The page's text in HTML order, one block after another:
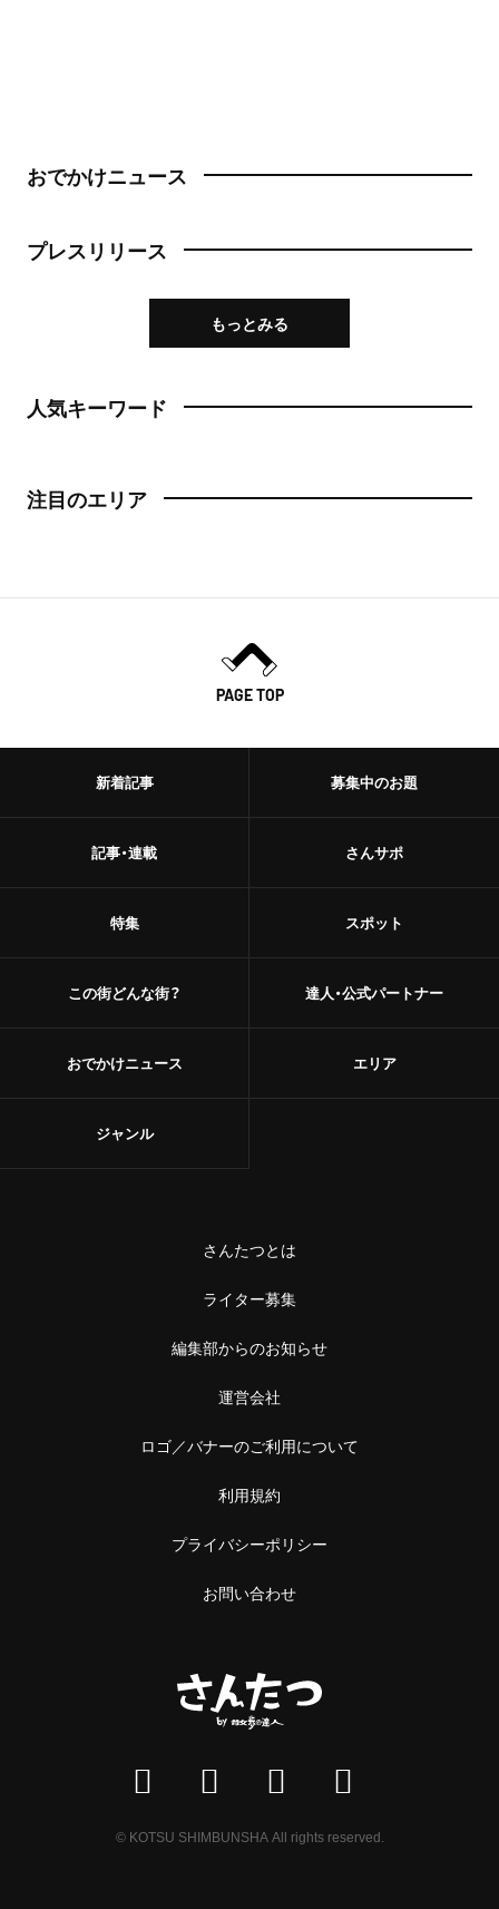
おでかけニュース
プレスリリース
もっとみる
人気キーワード
注目のエリア
PAGE TOP
新着記事
記事・連載
特集
この街どんな街？
おでかけニュース
募集中のお題
さんサポ
スポット
達人・公式パートナー
エリア
ジャンル
さんたつとは
ライター募集
編集部からのお知らせ
運営会社
ロゴ／バナーのご利用について
利用規約
プライバシーポリシー
お問い合わせ
© KOTSU SHIMBUNSHA All rights reserved.